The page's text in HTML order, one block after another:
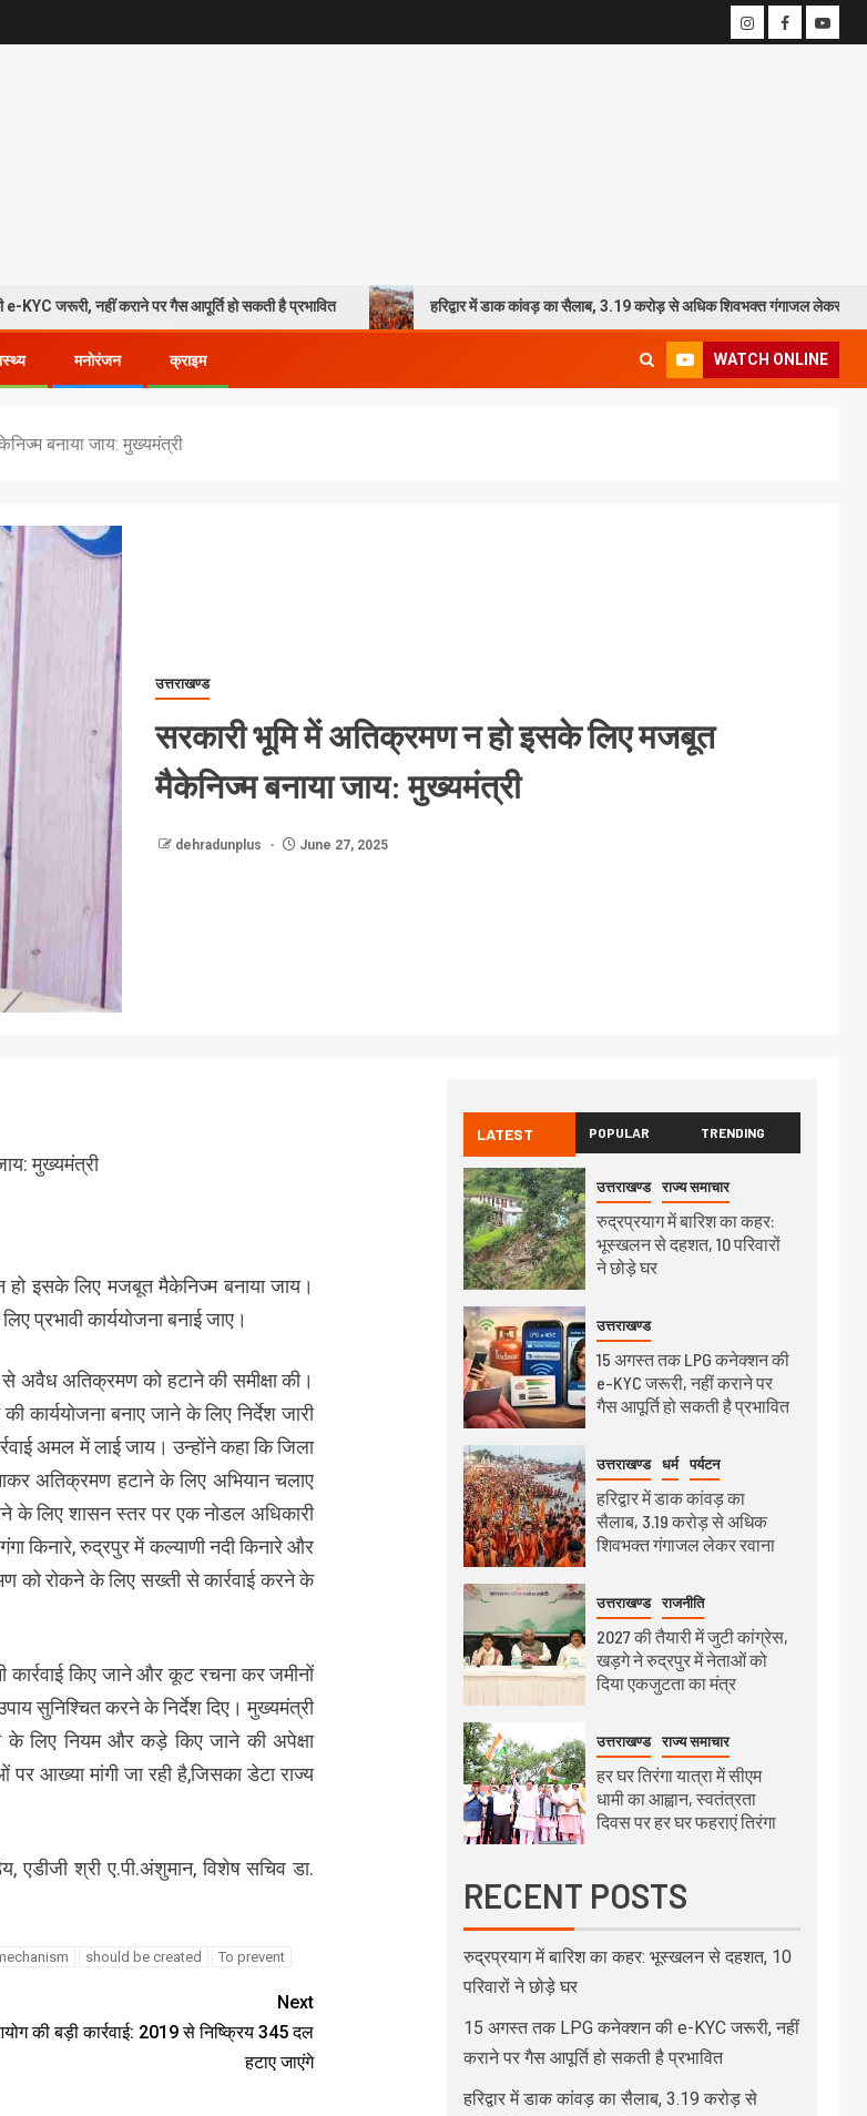
कराने पर गैस आपूर्ति हो सकती है प्रभावित हरिद्वार में डाक कांवड़ का सैलाब, 3.19 करोड़ से अधिक शिवभक्त गंगाजल लेकर रवाना
मनोरंजन क्राइम WATCH ONLINE
बनाया जाय: मुख्यमंत्री
उत्तराखण्ड
सरकारी भूमि में अतिक्रमण न हो इसके लिए मजबूत
मैकेनिज्म बनाया जाय: मुख्यमंत्री
dehradunplus June 27, 2025
मुख्यमंत्री
हो इसके लिए मजबूत मैकेनिज्म बनाया जाय।
प्रभावी कार्ययोजना बनाई जाए।
अवैध अतिक्रमण को हटाने की समीक्षा की।
कार्ययोजना बनाए जाने के लिए निर्देश जारी
अमल में लाई जाय। उन्होंने कहा कि जिला
अतिक्रमण हटाने के लिए अभियान चलाए
के लिए शासन स्तर पर एक नोडल अधिकारी
किनारे, रुद्रपुर में कल्याणी नदी किनारे और
को रोकने के लिए सख्ती से कार्रवाई करने के
कार्रवाई किए जाने और कूट रचना कर जमीनों
सुनिश्चित करने के निर्देश दिए। मुख्यमंत्री
के लिए नियम और कड़े किए जाने की अपेक्षा
आख्या मांगी जा रही है,जिसका डेटा राज्य
श्री ए.पी.अंशुमान, विशेष सचिव डा.
should be created To prevent
Next
की बड़ी कार्रवाई: 2019 से निष्क्रिय 345 दल
हटाए जाएंगे
LATEST POPULAR TRENDING
उत्तराखण्ड राज्य समाचार
रुद्रप्रयाग में बारिश का कहर:
भूस्खलन से दहशत, 10 परिवारों
ने छोड़े घर
उत्तराखण्ड
15 अगस्त तक LPG कनेक्शन की
e-KYC जरूरी, नहीं कराने पर
गैस आपूर्ति हो सकती है प्रभावित
उत्तराखण्ड धर्म पर्यटन
हरिद्वार में डाक कांवड़ का
सैलाब, 3.19 करोड़ से अधिक
शिवभक्त गंगाजल लेकर रवाना
उत्तराखण्ड राजनीति
2027 की तैयारी में जुटी कांग्रेस,
खड़गे ने रुद्रपुर में नेताओं को
दिया एकजुटता का मंत्र
उत्तराखण्ड राज्य समाचार
हर घर तिरंगा यात्रा में सीएम
धामी का आह्वान, स्वतंत्रता
दिवस पर हर घर फहराएं तिरंगा
RECENT POSTS
रुद्रप्रयाग में बारिश का कहर: भूस्खलन से दहशत, 10
परिवारों ने छोड़े घर
15 अगस्त तक LPG कनेक्शन की e-KYC जरूरी, नहीं
कराने पर गैस आपूर्ति हो सकती है प्रभावित
हरिद्वार में डाक कांवड़ का सैलाब, 3.19 करोड़ से